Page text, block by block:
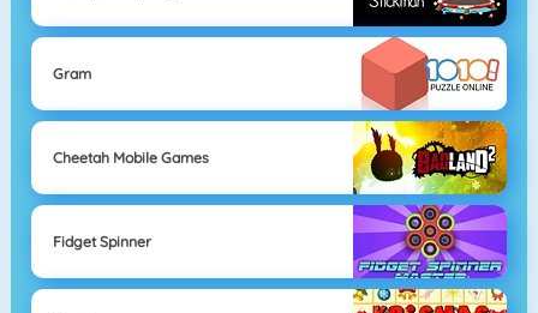
Gram
Cheetah Mobile Games
Fidget Spinner